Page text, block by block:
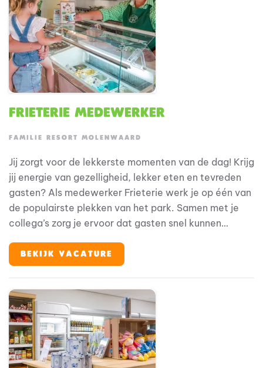
Frieterie medewerker
FAMILIE RESORT MOLENWAARD
Jij zorgt voor de lekkerste momenten van de dag! Krijg
jij energie van gezelligheid, lekker eten en tevreden
gasten? Als medewerker Frieterie werk je op één van
de populairste plekken van het park. Samen met je
collega’s zorg je ervoor dat gasten snel kunnen
ijsjes. Bij Familie Resort Molenwaard draait alles om
beleving voor gezinnen met jonge kinderen. En jij? Jij
glimlach en een gezellige sfeer.
BEKIJK VACATURE